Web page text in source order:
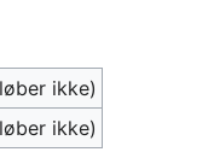
ikke)
ikke)